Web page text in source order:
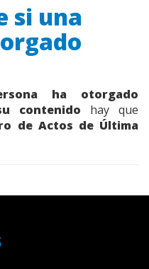
si una
ha otorgado
contenido hay que
de Actos de Última